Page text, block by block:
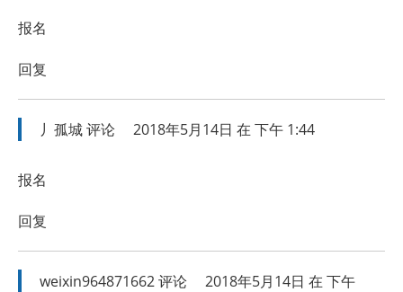
报名
回复
丿孤城评论 2018年5月14日 在 下午 1:44
报名
回复
weixin964871662评论
2018年5月14日 在 下午